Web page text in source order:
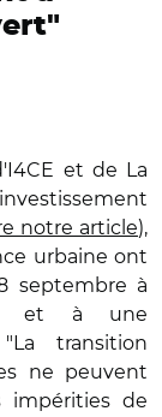
et de La
notre article),
urbaine ont
septembre à
et à une
transition
ne peuvent
impérities de